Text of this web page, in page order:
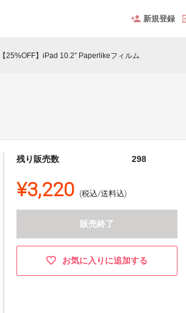
新規登録
【25%OFF】iPad 10.2” Paperlikeフィルム
残り販売数 298
¥3,220 (税込/送料込)
販売終了
お気に入りに追加する